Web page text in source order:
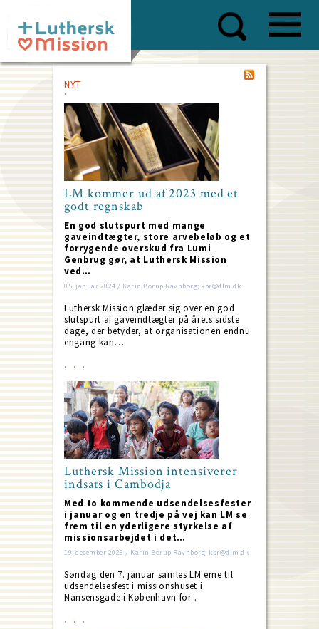
main
content
NYT
LM kommer ud af 2023 med et
godt regnskab
En god slutspurt med mange
gaveindtægter, store arvebeløb og et
forrygende overskud fra Lumi
Genbrug gør, at Luthersk Mission
ved…
05. januar 2024 / Karin Borup Ravnborg; kbr@dlm.dk
Luthersk Mission glæder sig over en god
slutspurt af gaveindtægter på årets sidste
dage, der betyder, at organisationen endnu
engang kan…
Luthersk Mission intensiverer
indsats i Cambodja
Med to kommende udsendelsesfester
i januar og en tredje på vej kan LM se
frem til en yderligere styrkelse af
missionsarbejdet i det…
19. december 2023 / Karin Borup Ravnborg; kbr@dlm.dk
Søndag den 7. januar samles LM'erne til
udsendelsesfest i missionshuset i
Nansensgade i København for…